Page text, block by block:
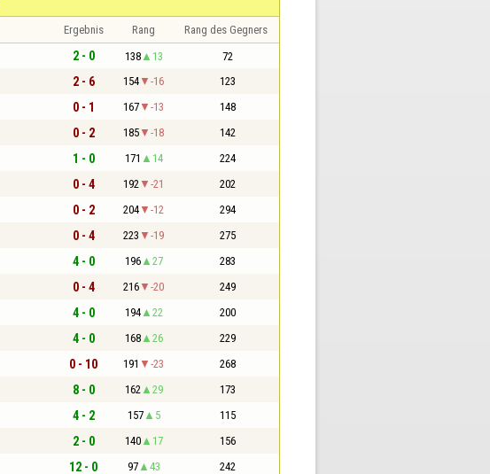
Ergebnis Rang Rang des Gegners
2 - 0 138 13 72
2 - 6 154 -16 123
0 - 1 167 -13 148
0 - 2 185 -18 142
1 - 0 171 14 224
0 - 4 192 -21 202
0 - 2 204 -12 294
0 - 4 223 -19 275
4 - 0 196 27 283
0 - 4 216 -20 249
4 - 0 194 22 200
4 - 0 168 26 229
0 - 10 191 -23 268
8 - 0 162 29 173
4 - 2 157 5 115
2 - 0 140 17 156
12 - 0 97 43 242